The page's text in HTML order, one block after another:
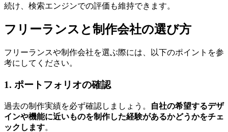
続け、検索エンジンでの評価も維持できます。
フリーランスと制作会社の選び方
フリーランスや制作会社を選ぶ際には、以下のポイントを参
考にしてください。
1. ポートフォリオの確認
過去の制作実績を必ず確認しましょう。
自社の希望するデザ
インや機能に近いものを制作した経験があるかどうかをチェ
ックします。